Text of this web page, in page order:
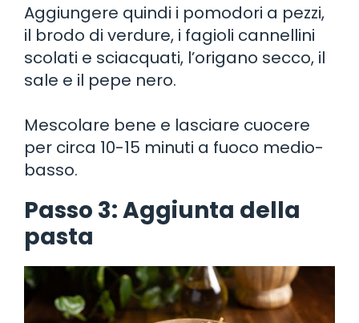
Aggiungere quindi i pomodori a pezzi,
il brodo di verdure, i fagioli cannellini
scolati e sciacquati, l’origano secco, il
sale e il pepe nero.
Mescolare bene e lasciare cuocere
per circa 10-15 minuti a fuoco medio-
basso.
Passo 3: Aggiunta della
pasta